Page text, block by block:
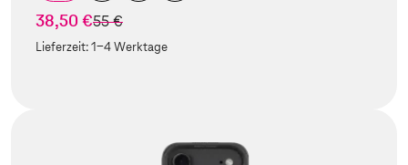
38,50 €statt
55 €
Lieferzeit:1-4 Werktage